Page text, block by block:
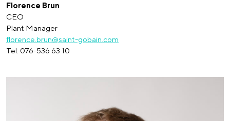
Florence Brun
CEO
Plant Manager
florence.brun@saint-gobain.com
Tel: 076-536 63 10